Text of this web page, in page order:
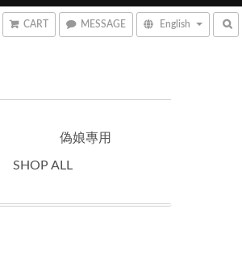
CART MESSAGE English
偽娘專用
SHOP ALL